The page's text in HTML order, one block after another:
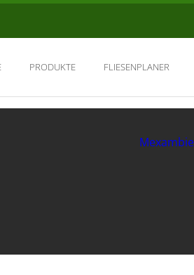
PRODUKTE FLIESENPLANER